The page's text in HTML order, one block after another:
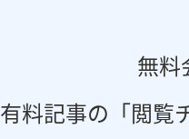
無料
有料記事の「閲覧